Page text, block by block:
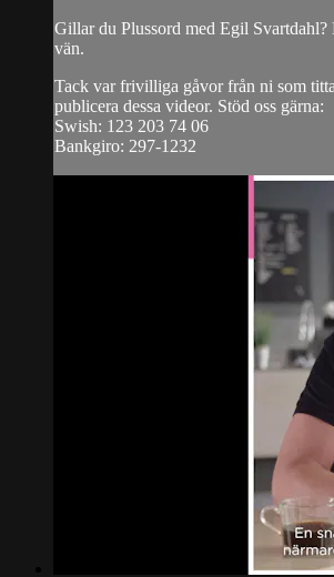
Gillar du Plussord med Egil Svartdahl?
vän.
Tack var frivilliga gåvor från ni som
publicera dessa videor. Stöd oss gärna:
Swish: 123 203 74 06
Bankgiro: 297-1232